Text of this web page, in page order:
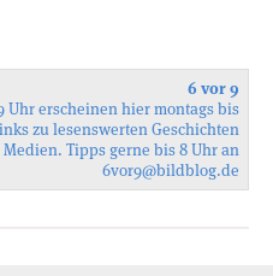
6 vor 9
Uhr erscheinen hier montags bis
zu lesenswerten Geschichten
Tipps gerne bis 8 Uhr an
6vor9@bildblog.de